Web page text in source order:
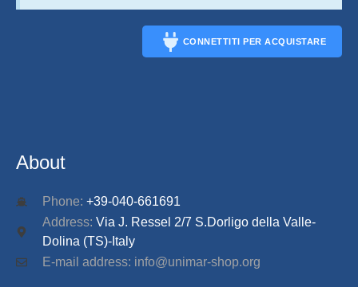
CONNETTITI PER ACQUISTARE
About
Phone: +39-040-661691
Address: Via J. Ressel 2/7 S.Dorligo della Valle-
Dolina (TS)-Italy
E-mail address: info@unimar-shop.org